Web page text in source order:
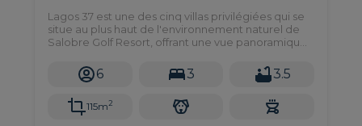
Lagos 37 est une des cinq villas privilégiées qui se
situe au plus haut de l'environnement naturel de
Salobre Golf Resort, offrant une vue panoramique
6 3 3.5
115m2